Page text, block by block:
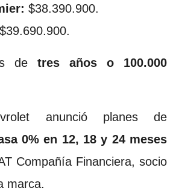
$38.390.900.
$39.690.900.
de tres años o 100.000
anunció planes de
0% en 12, 18 y 24 meses
Compañía Financiera, socio
marca.